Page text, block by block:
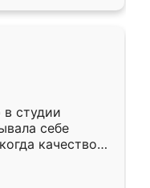
студии
себе
качеством
уже почти